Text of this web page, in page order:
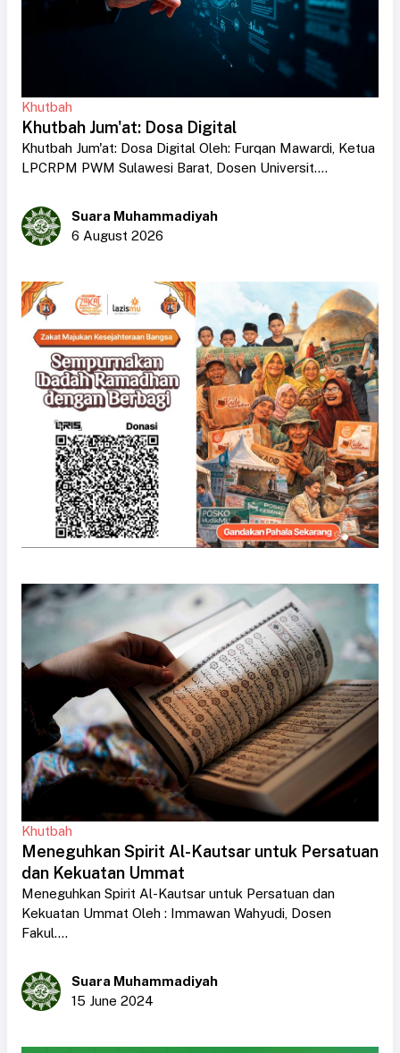
Khutbah
Khutbah Jum'at: Dosa Digital
Khutbah Jum'at: Dosa Digital Oleh: Furqan Mawardi, Ketua
LPCRPM PWM Sulawesi Barat, Dosen Universit....
Suara Muhammadiyah
6 August 2026
Khutbah
Meneguhkan Spirit Al-Kautsar untuk Persatuan
dan Kekuatan Ummat
Meneguhkan Spirit Al-Kautsar untuk Persatuan dan
Kekuatan Ummat Oleh : Immawan Wahyudi, Dosen
Fakul....
Suara Muhammadiyah
15 June 2024